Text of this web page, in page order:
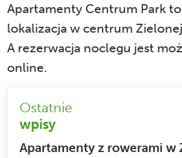
Apartamenty Centrum Park
lokalizacja w centrum
A rezerwacja noclegu jest
online.
Ostatnie
wpisy
Apartamenty z rowerami w